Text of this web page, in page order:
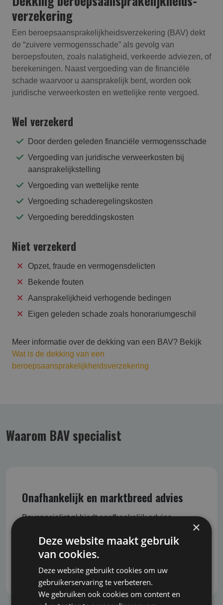
verzekering
Een beroepsaansprakelijkheidsverzekering (BAV) dekt
de “zuivere vermogensschade” als gevolg van
beroepsfouten, zoals nalatigheid, verkeerde adviezen, of
berekeningen. Naast vergoeding van de financiële
schade waarvoor u aansprakelijk bent, worden ook
juridische verweerkosten en wettelijke rente vergoed.
Wel verzekerd
Door derden geleden financiële vermogensschade
Vergoeding van juridische verweerkosten bij
aansprakelijkstelling
Vergoeding van wettelijke rente
Vergoeding schaderegelingskosten
Vergoeding bereddingskosten
Niet verzekerd
Opzet, fraude en vermogensdelicten
Bekende fouten
Aansprakelijkheid verhogende bedingen
Eigen geleden schade zoals honorariumgeschil
Meer informatie over de dekking van een BAV? Bekijk
Wat is de dekking van een
beroepsaansprakelijkheidsverzekering
Waarom BAV specialist
Onafhankelijk en marktbreed advies
Bavspecialist.nl biedt onafhankelijk advies,
van het advies. Daardoor bent u verzekerd van
objectieve en eerlijke begeleiding bij het nemen
van belangrijke beslissingen.
×
Deze website maakt gebruik
van cookies.
Deze website gebruikt cookies om uw
gebruikerservaring te verbeteren.
We gebruiken ook cookies om content en